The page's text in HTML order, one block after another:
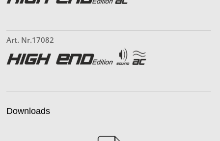
Art. Nr.17082
Downloads